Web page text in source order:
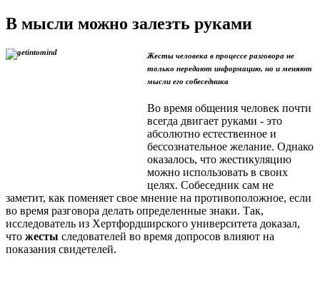
В мысли можно залезть руками
Жесты человека в процессе разговора не
только передают информацию, но и меняют
мысли его собеседника
Во время общения человек почти
всегда двигает руками - это
абсолютно естественное и
бессознательное желание. Однако
оказалось, что жестикуляцию
можно использовать в своих
целях. Собеседник сам не
заметит, как поменяет свое мнение на противоположное, если
во время разговора делать определенные знаки. Так,
исследователь из Хертфордширского университета доказал,
что жесты следователей во время допросов влияют на
показания свидетелей.